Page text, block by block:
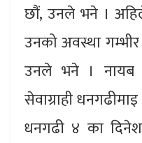
छौं, उनले भने ।
उनको अवस्था
उनले भने । नायब
सेवाग्राही
धनगढी ४ का